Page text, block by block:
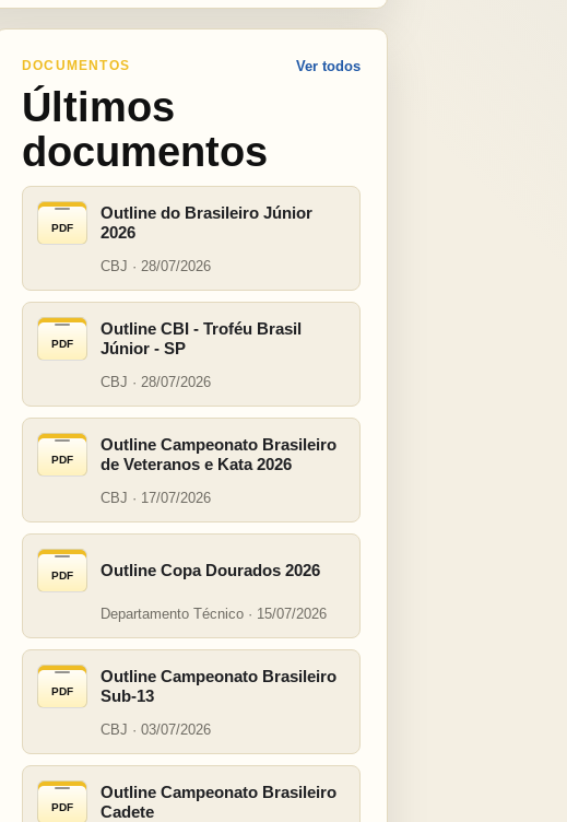
DOCUMENTOS
Últimos
documentos
Ver todos
PDF
Outline do Brasileiro Júnior
2026
CBJ · 28/07/2026
PDF
Outline CBI - Troféu Brasil
Júnior - SP
CBJ · 28/07/2026
PDF
Outline Campeonato Brasileiro
de Veteranos e Kata 2026
CBJ · 17/07/2026
PDF Outline Copa Dourados 2026
Departamento Técnico · 15/07/2026
PDF
Outline Campeonato Brasileiro
Sub-13
CBJ · 03/07/2026
PDF
Outline Campeonato Brasileiro
Cadete